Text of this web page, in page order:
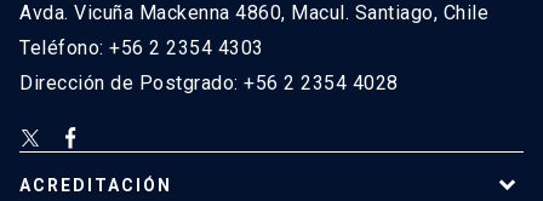
Avda. Vicuña Mackenna 4860, Macul. Santiago, Chile
Teléfono: +56 2 2354 4303
Dirección de Postgrado: +56 2 2354 4028
ACREDITACIÓN